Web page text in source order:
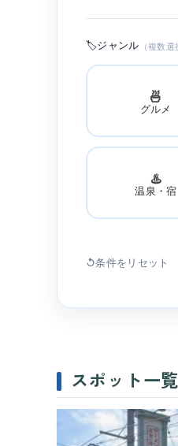
🏷️ジャンル （複数選
🍜
グルメ
♨️
温泉・宿
↺条件をリセット
スポット一覧